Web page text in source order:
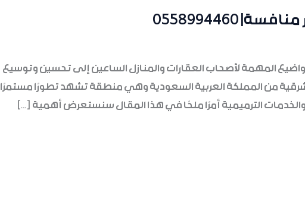
المهمة لأصحاب العقارات والمنازل الساعين إلى تحسين وتوسيع
من المملكة العربية السعودية وهي منطقة تشهد تطورًا مستمرًا
والخدمات الترميمية أمرًا ملحًا في هذا المقال سنستعرض أهمية […]